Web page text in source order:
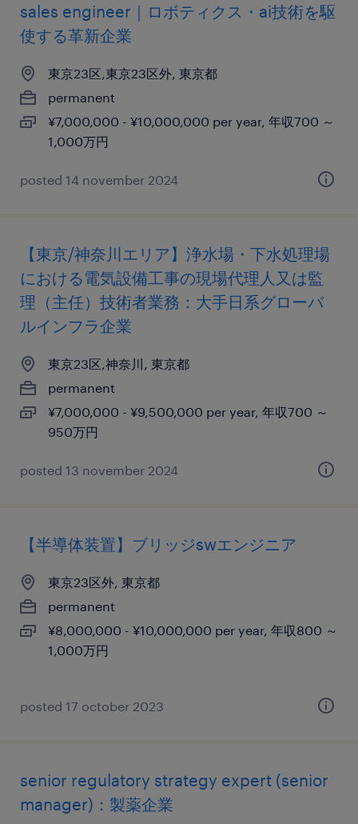
sales engineer｜ロボティクス・ai技術を駆
使する革新企業
東京23区,東京23区外, 東京都
permanent
¥7,000,000 - ¥10,000,000 per year, 年収700 ～
1,000万円
posted 14 november 2024
【東京/神奈川エリア】浄水場・下水処理場
における電気設備工事の現場代理人又は監
理（主任）技術者業務：大手日系グローバ
ルインフラ企業
東京23区,神奈川, 東京都
permanent
¥7,000,000 - ¥9,500,000 per year, 年収700 ～
950万円
posted 13 november 2024
【半導体装置】ブリッジswエンジニア
東京23区外, 東京都
permanent
¥8,000,000 - ¥10,000,000 per year, 年収800 ～
1,000万円
posted 17 october 2023
senior regulatory strategy expert (senior
manager)：製薬企業